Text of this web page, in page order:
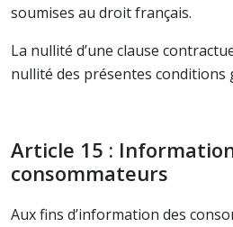
soumises au droit français.
La nullité d’une clause
nullité des présentes conditions
Article 15 :
consommateurs
Aux fins d’information des